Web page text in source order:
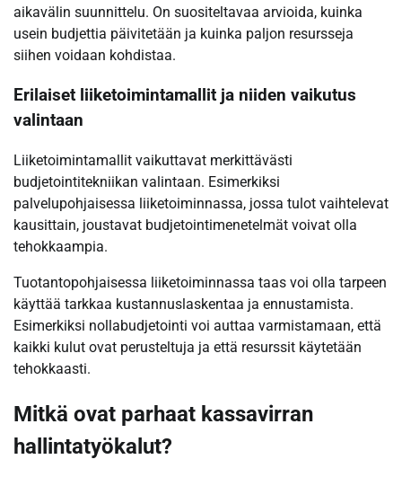
aikavälin suunnittelu. On suositeltavaa arvioida, kuinka
usein budjettia päivitetään ja kuinka paljon resursseja
siihen voidaan kohdistaa.
Erilaiset liiketoimintamallit ja niiden vaikutus
valintaan
Liiketoimintamallit vaikuttavat merkittävästi
budjetointitekniikan valintaan. Esimerkiksi
palvelupohjaisessa liiketoiminnassa, jossa tulot vaihtelevat
kausittain, joustavat budjetointimenetelmät voivat olla
tehokkaampia.
Tuotantopohjaisessa liiketoiminnassa taas voi olla tarpeen
käyttää tarkkaa kustannuslaskentaa ja ennustamista.
Esimerkiksi nollabudjetointi voi auttaa varmistamaan, että
kaikki kulut ovat perusteltuja ja että resurssit käytetään
tehokkaasti.
Mitkä ovat parhaat kassavirran
hallintatyökalut?